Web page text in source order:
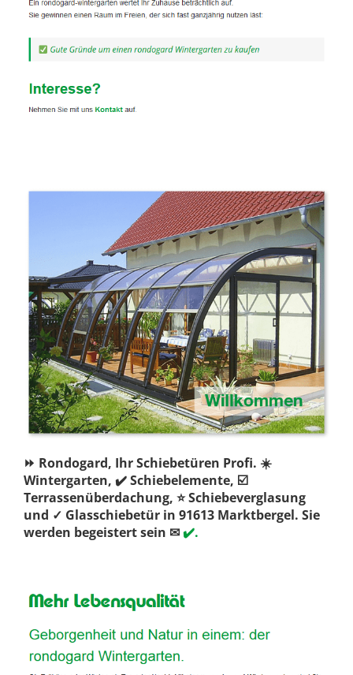
⏩ Rondogard, Ihr Schiebetüren Profi. ☀️
Wintergarten, ✔️ Schiebelemente, ☑️
Terrassenüberdachung, ⭐ Schiebeverglasung
und ✓ Glasschiebetür in 91613 Marktbergel. Sie
werden begeistert sein ✉✔️.